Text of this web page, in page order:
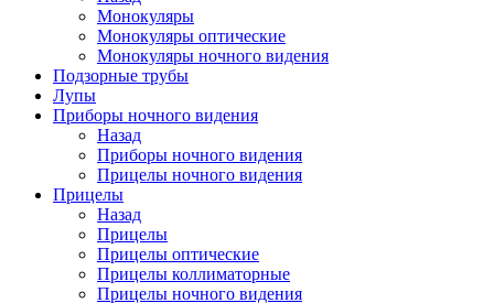
Монокуляры
Монокуляры оптические
Монокуляры ночного видения
Подзорные трубы
Лупы
Приборы ночного видения
Назад
Приборы ночного видения
Прицелы ночного видения
Прицелы
Назад
Прицелы
Прицелы оптические
Прицелы коллиматорные
Прицелы ночного видения